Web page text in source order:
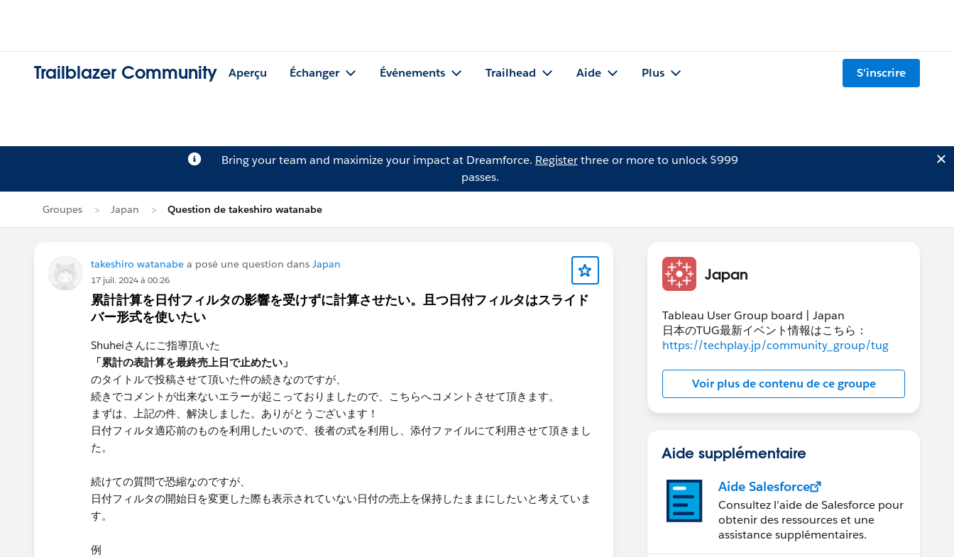
Trailblazer Community Aperçu Échanger Événements Trailhead Aide Plus S'inscrire
Bring your team and maximize your impact at Dreamforce. Registerthree or more to unlock $999
passes.
Groupes Japan Question de takeshiro watanabe
takeshiro watanabe a posé une question dans Japan
17 juil. 2024 à 00:26
累計計算を日付フィルタの影響を受けずに計算させたい。且つ日付フィルタはスライド
バー形式を使いたい
Shuheiさんにご指導頂いた
「累計の表計算を最終売上日で止めたい」
のタイトルで投稿させて頂いた件の続きなのですが、
続きでコメントが出来ないエラーが起こっておりましたので、こちらへコメントさせて頂きます。
まずは、上記の件、解決しました。ありがとうございます！
日付フィルタ適応前のものを利用したいので、後者の式を利用し、添付ファイルにて利用させて頂きまし
た。
続けての質問で恐縮なのですが、
日付フィルタの開始日を変更した際も表示されていない日付の売上を保持したままにしたいと考えていま
す。
例
Japan
Tableau User Group board | Japan
日本のTUG最新イベント情報はこちら：
https://techplay.jp/community_group/tug
Voir plus de contenu de ce groupe
Aide supplémentaire
Aide Salesforce
Consultez l’aide de Salesforce pour
obtenir des ressources et une
assistance supplémentaires.